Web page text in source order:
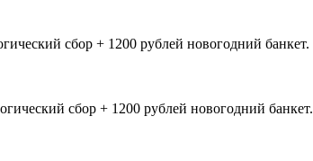
сбор + 1200 рублей новогодний банкет.
сбор + 1200 рублей новогодний банкет.